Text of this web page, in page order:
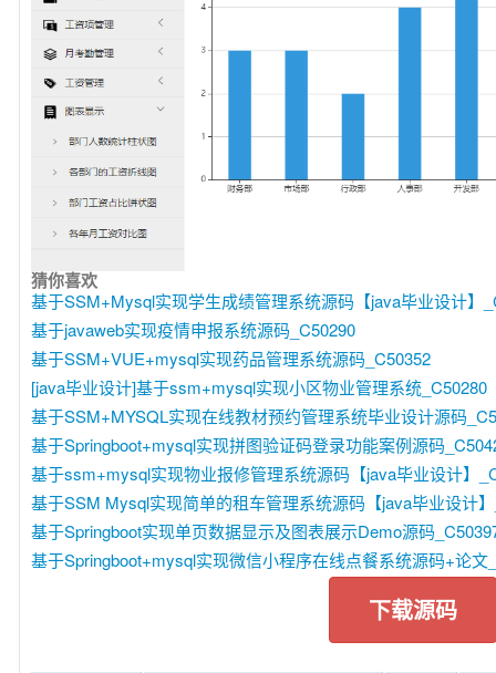
猜你喜欢
基于SSM+Mysql实现学生成绩管理系统源码【java毕业设计】
基于javaweb实现疫情申报系统源码_C50290
基于SSM+VUE+mysql实现药品管理系统源码_C50352
[java毕业设计]基于ssm+mysql实现小区物业管理系统_C50280
基于SSM+MYSQL实现在线教材预约管理系统毕业设计源码
基于Springboot+mysql实现拼图验证码登录功能案例源码
基于ssm+mysql实现物业报修管理系统源码【java毕业设计】
基于SSM Mysql实现简单的租车管理系统源码【java毕业设计
基于Springboot实现单页数据显示及图表展示Demo源码
基于Springboot+mysql实现微信小程序在线点餐系统源码+论文
下载源码